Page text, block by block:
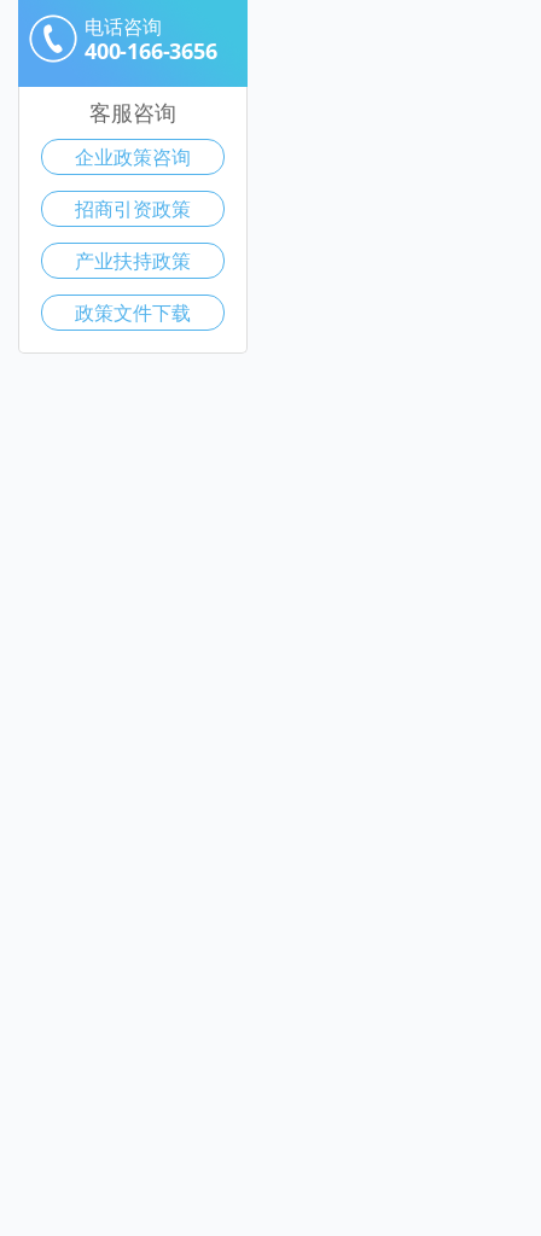
电话咨询
400-166-3656
客服咨询
企业政策咨询
招商引资政策
产业扶持政策
政策文件下载